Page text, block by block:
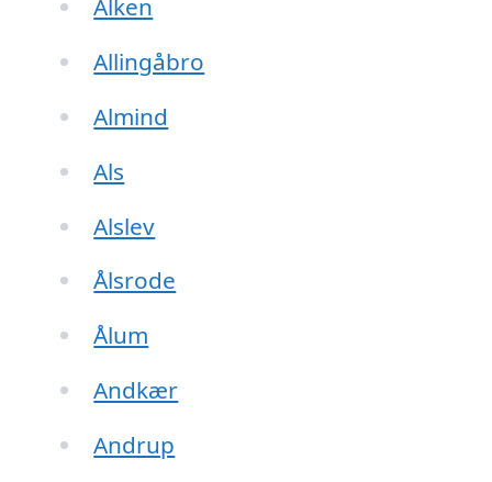
Alken
Allingåbro
Almind
Als
Alslev
Ålsrode
Ålum
Andkær
Andrup